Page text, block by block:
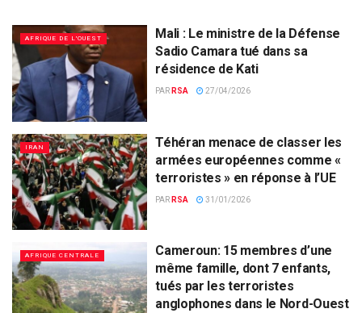
AFRIQUE DE L'OUEST
Mali : Le ministre de la Défense
Sadio Camara tué dans sa
résidence de Kati
PAR RSA 27/04/2026
IRAN
Téhéran menace de classer les
armées européennes comme «
terroristes » en réponse à l’UE
PAR RSA 31/01/2026
AFRIQUE CENTRALE
Cameroun: 15 membres d’une
même famille, dont 7 enfants,
tués par les terroristes
anglophones dans le Nord-Ouest